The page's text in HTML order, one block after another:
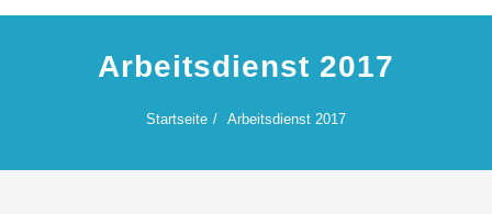
Arbeitsdienst 2017
Startseite Arbeitsdienst 2017